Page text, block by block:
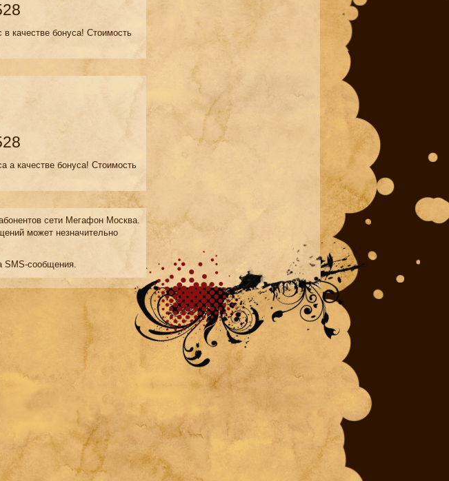
в качестве бонуса! Стоимость
а качестве бонуса! Стоимость
сети Мегафон Москва.
может незначительно
SMS-сообщения.